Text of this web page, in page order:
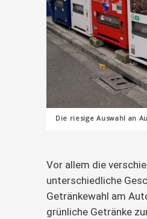
Die riesige Auswahl an
Vor allem die
unterschiedliche
Getränkewahl am
grünliche Getränke